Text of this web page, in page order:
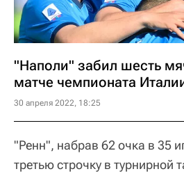
"Наполи" забил шесть
матче чемпионата
30 апреля 2022, 18:25
"Ренн", набрав 62 очка в 35
третью строчку в турнирной